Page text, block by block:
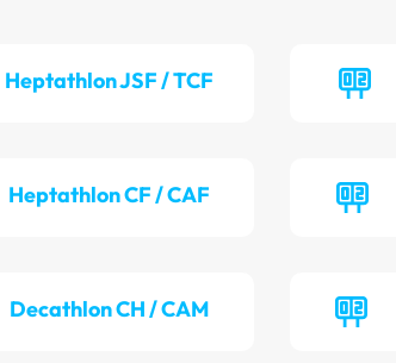
Heptathlon JSF / TCF
Heptathlon CF / CAF
Decathlon CH / CAM